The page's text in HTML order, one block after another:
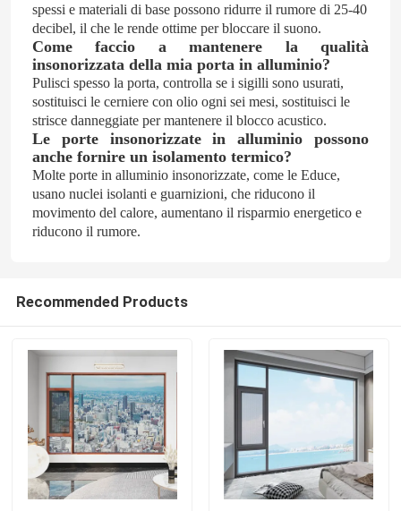
spessi e materiali di base possono ridurre il rumore di 25-40
decibel, il che le rende ottime per bloccare il suono.
Come faccio a mantenere la qualità
insonorizzata della mia porta in alluminio?
Pulisci spesso la porta, controlla se i sigilli sono usurati,
sostituisci le cerniere con olio ogni sei mesi, sostituisci le
strisce danneggiate per mantenere il blocco acustico.
Le porte insonorizzate in alluminio possono
anche fornire un isolamento termico?
Molte porte in alluminio insonorizzate, come le Educe,
usano nuclei isolanti e guarnizioni, che riducono il
movimento del calore, aumentano il risparmio energetico e
riducono il rumore.
Recommended Products